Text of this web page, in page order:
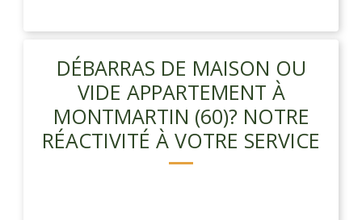
DÉBARRAS DE MAISON OU
VIDE APPARTEMENT À
MONTMARTIN (60)? NOTRE
RÉACTIVITÉ À VOTRE SERVICE